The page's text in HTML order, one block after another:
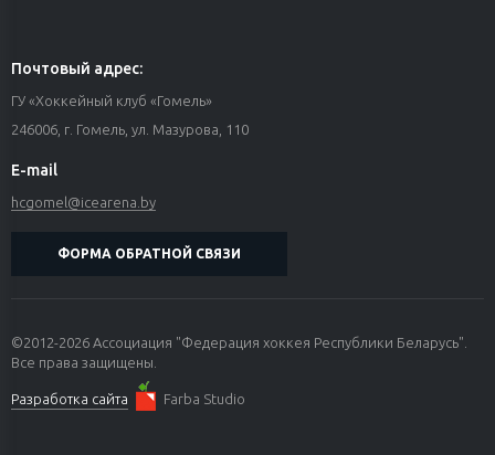
Почтовый адрес:
ГУ «Хоккейный клуб «Гомель»
246006, г. Гомель, ул. Мазурова, 110
E-mail
hcgomel@icearena.by
ФОРМА ОБРАТНОЙ СВЯЗИ
©2012-2026 Ассоциация "Федерация хоккея Республики Беларусь".
Все права защищены.
Разработка сайта Farba Studio